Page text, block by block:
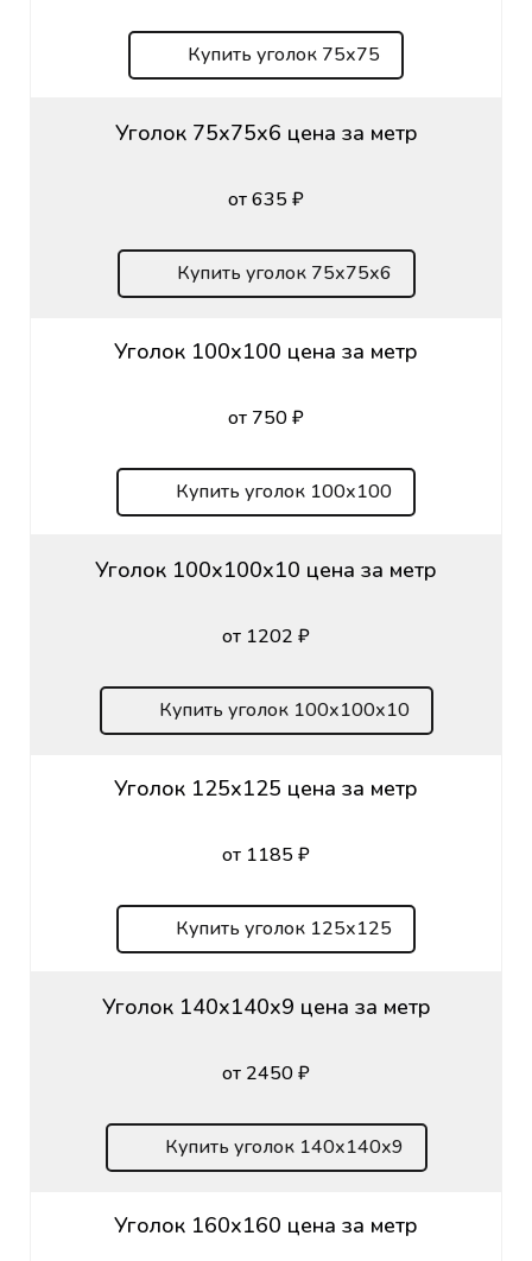
Купить уголок 75х75
Уголок 75х75х6 цена за метр
от 635 ₽
Купить уголок 75х75х6
Уголок 100х100 цена за метр
от 750 ₽
Купить уголок 100х100
Уголок 100х100х10 цена за метр
от 1202 ₽
Купить уголок 100х100х10
Уголок 125х125 цена за метр
от 1185 ₽
Купить уголок 125х125
Уголок 140х140х9 цена за метр
от 2450 ₽
Купить уголок 140х140х9
Уголок 160х160 цена за метр